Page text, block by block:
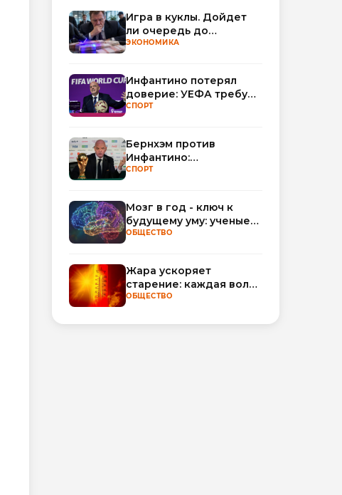
Игра в куклы. Дойдет
ли очередь до
Миллера?
ЭКОНОМИКА
Инфантино потерял
доверие: УЕФА требует
смены руководства
СПОРТ
Бернхэм против
Инфантино:
политический кризис в
СПОРТ
Мозг в год - ключ к
будущему уму: ученые
научились
ОБЩЕСТВО
Жара ускоряет
старение: каждая волна
тепла добавляет
биологического
ОБЩЕСТВО